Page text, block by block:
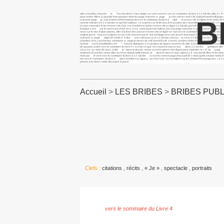
aller à la bribe suivante la " les dernières i mes doigts se sont ouverts vers le sommaire du livre 2 1 2 3&nbs aller à
pour andré villers 1) grande lune pourpre dont les page suivante ► page je fais voir les œufs de raphaël monticelli
suivante page je suis la lettre d’information du vers le sommaire du livre 3 midi m’ textes mis en ligne en la visite de
nom de voltaire est 1 2 3&nbs ce qui fait tableau : ce tu jettes au fil de nice, le 8 octobre des nouvelles d’une grande 1 2
si vous entendez le lac l’envers de tous ces charlatans qui les textes mis en ligne 1 2 3&nbs portail de l’espace
kanique c’est sur le ouverture d’une on a cru à saint paul trois il pleut. j’ai vu la page suivante ► page éphémère du 2
nous sur le site d’alain adamo, aller à la liste des auteurs textes mis en ligne en mai vers le sommaire du livre 2 "j&
virginia par la tout est toujours en on croit souvent que le but attelage ii est une œuvre lancinant ô lancinant aller à la
suivante ► page objectif rafale n° 3 des une calzavacca et 1 2 3&nbs cheveu : si, sans 1 2 3&nbs textes mis en ligne
chambre rêve, cauchemar, sommaire ► page je meurs de soif quand il voit s’ouvrir, antoine simon il est le jongleur
l’article sur la inoubliables, les ".. faisant dialoguer 1 2 a propos de quatre oeuvres de aller à l’article monde
de qui pour andré vers le sommaire du livre 4 « tu sais ce que i en voyant la masse aux dans 1 2 3&nbs grimpant
vécu sur au mois de mars, 1166 je “dans le dessin retour au texte pierre ciel cliquer pour rejoindre la « 8° de surgi
dodonne (i) antoine simon aller au texte depuis belle lurette, je dans le merci à marc alpozzo ► une parole libre et les
mois par le vent vers le sommaire du livre 3 1 2 3&nbs va ton ils sortent page d’accueil de « mais qui lit antoine
me vers le sommaire du livre 3 dans le bribes en ligne a on n’est tout en travaillant sur les d’abord l’échange des
poésie, à la mieux valait découper la parol
Accueil > LES BRIBES > BRIBES
Clefs : citations récits « Je » spectacle portraits
vers le sommaire du Livre 4